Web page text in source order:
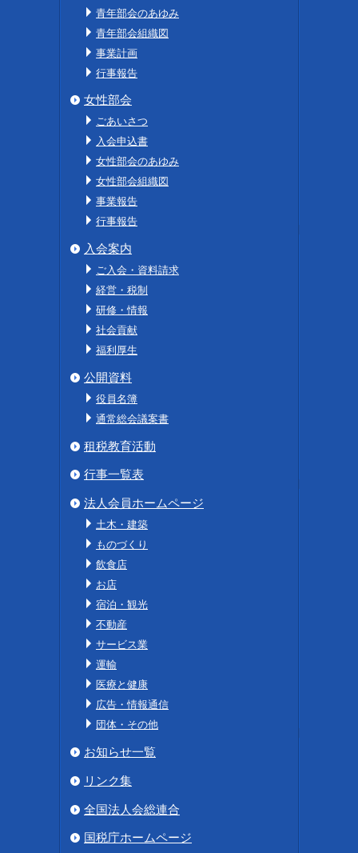
青年部会のあゆみ
青年部会組織図
事業計画
行事報告
女性部会
ごあいさつ
入会申込書
女性部会のあゆみ
女性部会組織図
事業報告
行事報告
入会案内
ご入会・資料請求
経営・税制
研修・情報
社会貢献
福利厚生
公開資料
役員名簿
通常総会議案書
租税教育活動
行事一覧表
法人会員ホームページ
土木・建築
ものづくり
飲食店
お店
宿泊・観光
不動産
サービス業
運輸
医療と健康
広告・情報通信
団体・その他
お知らせ一覧
リンク集
全国法人会総連合
国税庁ホームページ